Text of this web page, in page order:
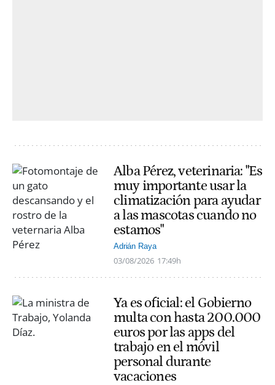
Alba Pérez, veterinaria: "Es
muy importante usar la
climatización para ayudar
a las mascotas cuando no
estamos"
Adrián Raya
03/08/2026 17:49h
Ya es oficial: el Gobierno
multa con hasta 200.000
euros por las apps del
trabajo en el móvil
personal durante
vacaciones